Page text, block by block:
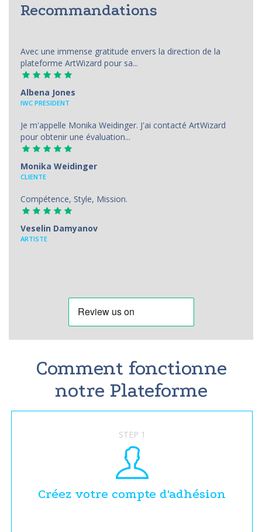
Recommandations
Avec une immense gratitude envers la direction de la
plateforme ArtWizard pour sa...
Albena Jones
IWC PRESIDENT
Je m'appelle Monika Weidinger. J'ai contacté ArtWizard
pour obtenir une évaluation...
Monika Weidinger
CLIENTE
Compétence, Style, Mission.
Veselin Damyanov
ARTISTE
Comment fonctionne
notre Plateforme
STEP 1
Créez votre compte d'adhésion